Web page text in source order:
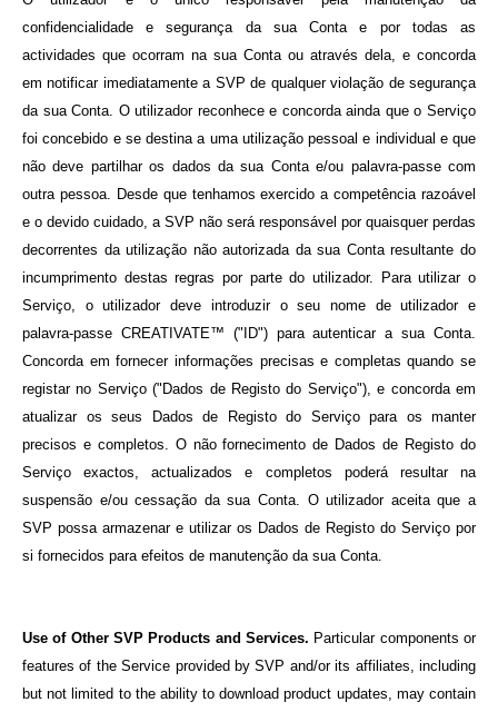
confidencialidade e segurança da sua Conta e por todas as
actividades que ocorram na sua Conta ou através dela, e concorda
em notificar imediatamente a SVP de qualquer violação de segurança
da sua Conta. O utilizador reconhece e concorda ainda que o Serviço
foi concebido e se destina a uma utilização pessoal e individual e que
não deve partilhar os dados da sua Conta e/ou palavra-passe com
outra pessoa. Desde que tenhamos exercido a competência razoável
e o devido cuidado, a SVP não será responsável por quaisquer perdas
decorrentes da utilização não autorizada da sua Conta resultante do
incumprimento destas regras por parte do utilizador.
Para utilizar o
Serviço, o utilizador deve introduzir o seu nome de utilizador e
palavra-passe CREATIVATE™ ("ID") para autenticar a sua Conta.
Concorda em fornecer informações precisas e completas quando se
registar no Serviço ("Dados de Registo do Serviço"), e concorda em
atualizar os seus Dados de Registo do Serviço para os manter
precisos e completos. O não fornecimento de Dados de Registo do
Serviço exactos, actualizados e completos poderá resultar na
suspensão e/ou cessação da sua Conta. O utilizador aceita que a
SVP possa armazenar e utilizar os Dados de Registo do Serviço por
si fornecidos para efeitos de manutenção da sua Conta.
Use of Other SVP Products and Services. Particular components or
features of the Service provided by SVP and/or its affiliates, including
but not limited to the ability to download product updates, may contain